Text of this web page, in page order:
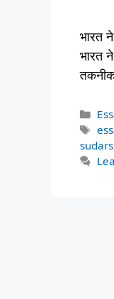
भारत
भारत
तकनीक